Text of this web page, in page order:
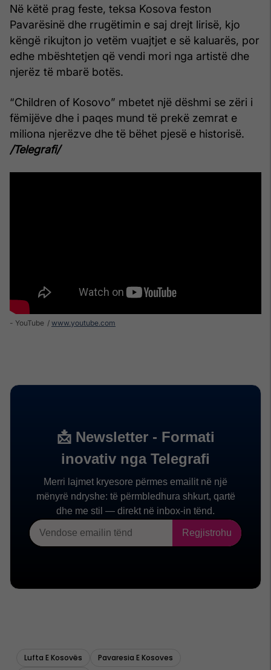
Në këtë prag feste, teksa Kosova feston
Pavarësinë dhe rrugëtimin e saj drejt lirisë, kjo
këngë rikujton jo vetëm vuajtjet e së kaluarës, por
edhe mbështetjen që vendi mori nga artistë dhe
njerëz të mbarë botës.
“Children of Kosovo” mbetet një dëshmi se zëri i
fëmijëve dhe i paqes mund të prekë zemrat e
miliona njerëzve dhe të bëhet pjesë e historisë.
/Telegrafi/
- YouTube www.youtube.com
Lufta E Kosovës
Pavaresia E Kosoves